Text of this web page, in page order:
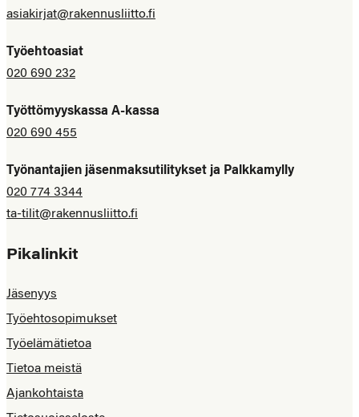
asiakirjat@rakennusliitto.fi
Työehtoasiat
020 690 232
Työttömyyskassa A-kassa
020 690 455
Työnantajien jäsenmaksutilitykset ja Palkkamylly
020 774 3344
ta-tilit@rakennusliitto.fi
Pikalinkit
Jäsenyys
Työehtosopimukset
Työelämätietoa
Tietoa meistä
Ajankohtaista